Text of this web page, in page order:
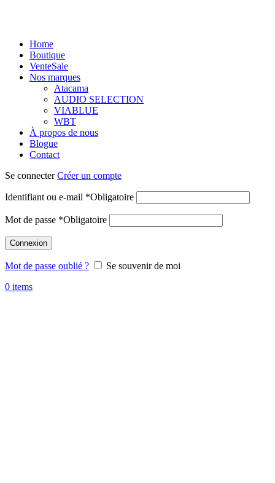
Home
Boutique
VenteSale
Nos marques
Atacama
AUDIO SELECTION
VIABLUE
WBT
À propos de nous
Blogue
Contact
Se connecterCréer un compte
Identifiant ou e-mail *Obligatoire
Mot de passe *Obligatoire
Connexion
Mot de passe oublié ?
Se souvenir de moi
0 items